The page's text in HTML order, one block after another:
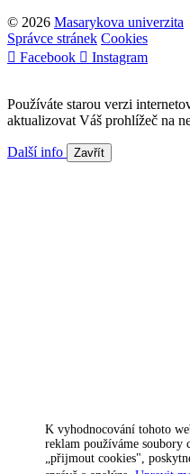
© 2026 Masarykova univerzita
Správce stránek Cookies
Facebook
Instagram
Používáte starou verzi
aktualizovat Váš prohlížeč na
Další info Zavřít
K vyhodnocování tohoto
reklam používáme soubory
„přijmout cookies",